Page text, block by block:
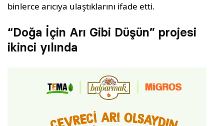
binlerce arıcıya ulaştıklarını ifade etti.
“Doğa İçin Arı Gibi Düşün” projesi
ikinci yılında